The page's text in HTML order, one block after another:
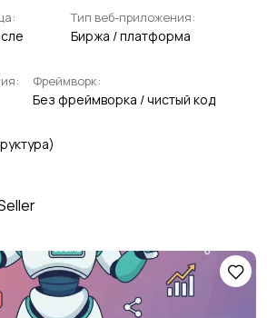
Тип веб-приложения:
Биржа / платформа
Фреймворк:
Без фреймворка / чистый код